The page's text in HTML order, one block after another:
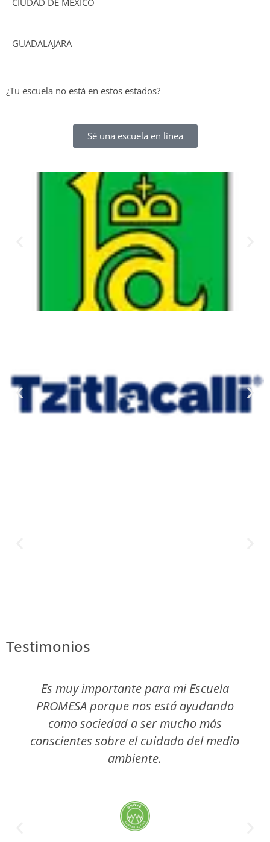
CIUDAD DE MÉXICO
GUADALAJARA
¿Tu escuela no está en estos estados?
Sé una escuela en línea
Testimonios
Es muy importante para mi Escuela
PROMESA porque nos está ayudando
como sociedad a ser mucho más
conscientes sobre el cuidado del medio
ambiente.